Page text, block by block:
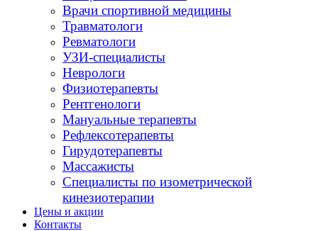
Врачи спортивной медицины
Травматологи
Ревматологи
УЗИ-специалисты
Неврологи
Физиотерапевты
Рентгенологи
Мануальные терапевты
Рефлексотерапевты
Гирудотерапевты
Массажисты
Специалисты по изометрической
кинезиотерапии
Цены и акции
Контакты